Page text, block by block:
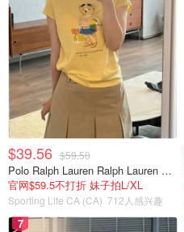
$39.56 $59.50
Polo Ralph Lauren Ralph Lauren Polo Bear 女童棉T恤 染色 1件
官网$59.5不打折 妹子拍L/XL
Sporting Life CA (CA) 712人感兴趣
7